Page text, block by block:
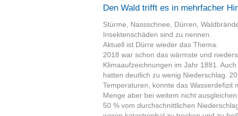
Den Wald trifft es in mehrfacher
Stürme, Nassschnee, Dürren,
Insektenschäden sind zu nennen.
Aktuell ist Dürre wieder das Thema:
2018 war schon das wärmste und
Klimaaufzeichnungen im Jahr 1881.
hatten deutlich zu wenig Niederschlag.
Temperaturen, konnte das Wasserdefizit
Menge aber bei weitem nicht
50 % vom durchschnittlichen